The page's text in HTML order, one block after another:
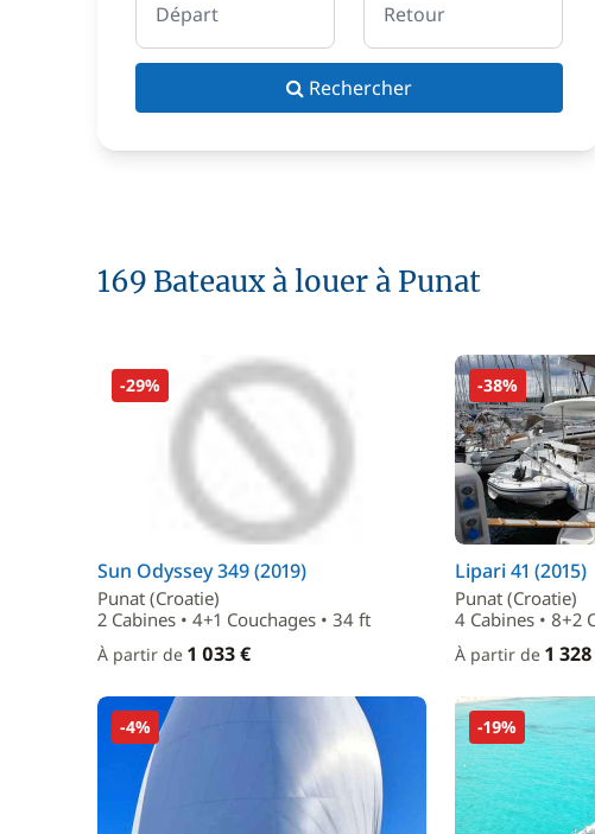
Départ Retour
Rechercher
169 Bateaux à louer à Punat
-29%
Sun Odyssey 349 (2019)
Punat (Croatie)
2 Cabines • 4+1 Couchages • 34 ft
À partir de 1 033 €
-38%
Lipari 41 (2015)
Punat (Croatie)
4 Cabines • 8+2
À partir de 1
-4% -19%